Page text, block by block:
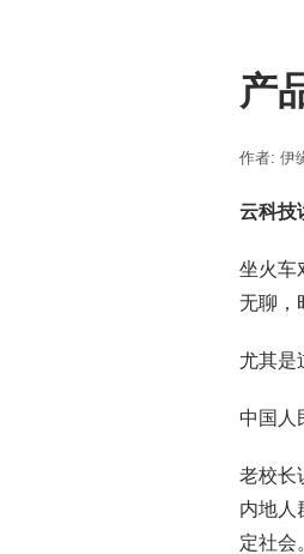
产
作者: 伊
云科技
坐火车
无聊，
尤其是
中国人
老校长
内地人
定社会